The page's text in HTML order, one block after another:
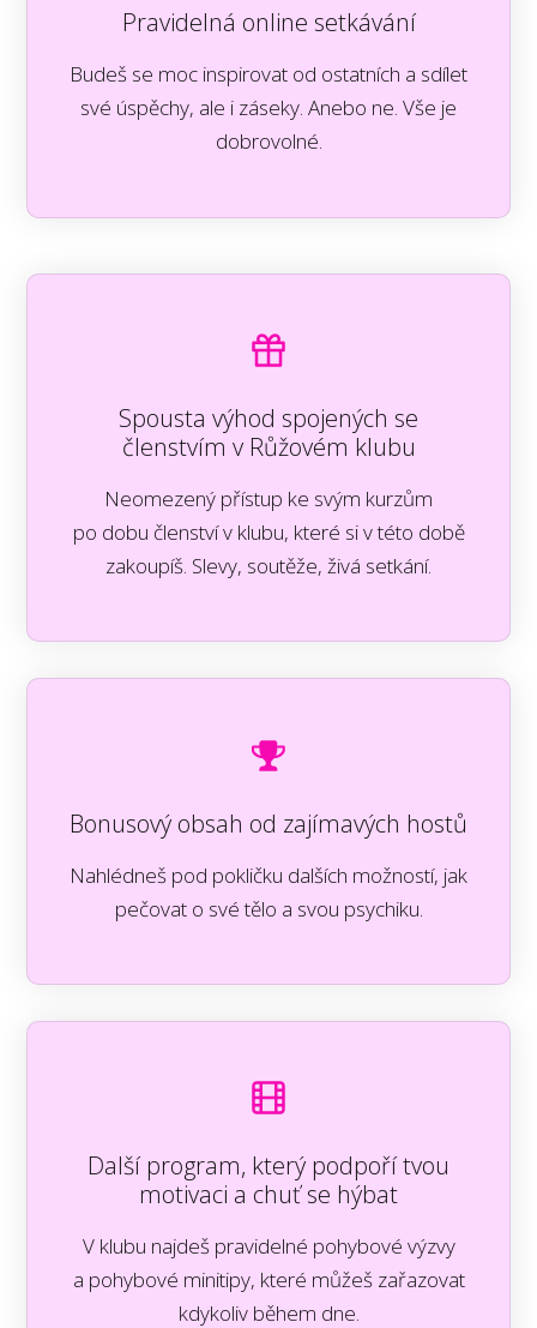
Pravidelná online setkávání
Budeš se moc inspirovat od ostatních a sdílet
své úspěchy, ale i záseky. Anebo ne. Vše je
dobrovolné.
Spousta výhod spojených se
členstvím v Růžovém klubu
Neomezený přístup ke svým kurzům
po dobu členství v klubu, které si v této době
zakoupíš. Slevy, soutěže, živá setkání.
Bonusový obsah od zajímavých hostů
Nahlédneš pod pokličku dalších možností, jak
pečovat o své tělo a svou psychiku.
Další program, který podpoří tvou
motivaci a chuť se hýbat
V klubu najdeš pravidelné pohybové výzvy
a pohybové minitipy, které můžeš zařazovat
kdykoliv během dne.